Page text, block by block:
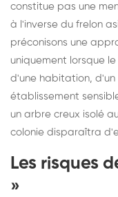
constitue pas une
à l'inverse du frelon
préconisons une
uniquement lorsque
d'une habitation,
établissement
un arbre creux isolé
colonie disparaîtra
Les risques
»